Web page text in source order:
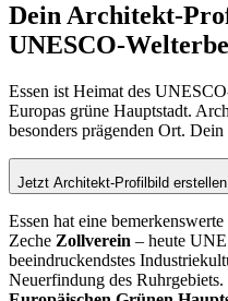
Dein Architekt-
UNESCO-
Essen ist Heimat des
Europas grüne Hauptstadt.
besonders prägenden Ort.
Jetzt Architekt-Profilbild erstellen
Essen hat eine
Zeche Zollverein – heute
beeindruckendstes
Neuerfindung des